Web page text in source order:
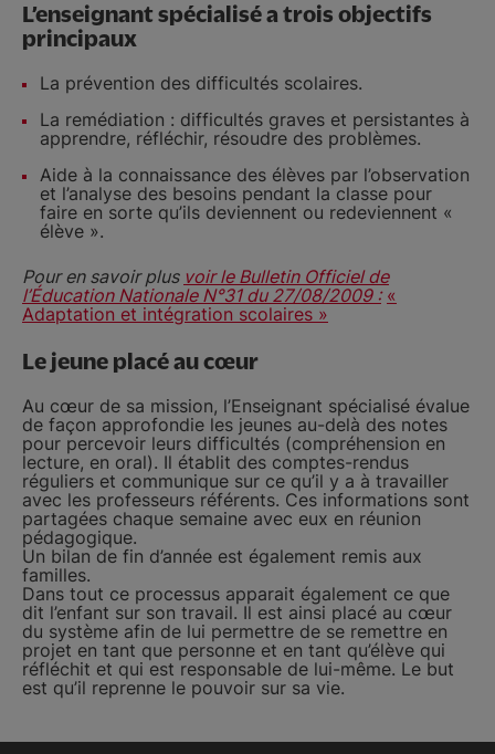
L’enseignant spécialisé a trois objectifs
principaux
La prévention des difficultés scolaires.
La remédiation : difficultés graves et persistantes à
apprendre, réfléchir, résoudre des problèmes.
Aide à la connaissance des élèves par l’observation
et l’analyse des besoins pendant la classe pour
faire en sorte qu’ils deviennent ou redeviennent «
élève ».
Pour en savoir plus voir le Bulletin Officiel de
l’Éducation Nationale N°31 du 27/08/2009 : «
Adaptation et intégration scolaires »
Le jeune placé au cœur
Au cœur de sa mission, l’Enseignant spécialisé évalue
de façon approfondie les jeunes au-delà des notes
pour percevoir leurs difficultés (compréhension en
lecture, en oral). Il établit des comptes-rendus
réguliers et communique sur ce qu’il y a à travailler
avec les professeurs référents. Ces informations sont
partagées chaque semaine avec eux en réunion
pédagogique.
Un bilan de fin d’année est également remis aux
familles.
Dans tout ce processus apparait également ce que
dit l’enfant sur son travail. Il est ainsi placé au cœur
du système afin de lui permettre de se remettre en
projet en tant que personne et en tant qu’élève qui
réfléchit et qui est responsable de lui-même. Le but
est qu’il reprenne le pouvoir sur sa vie.